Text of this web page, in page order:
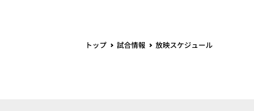
トップ 試合情報 放映スケジュール